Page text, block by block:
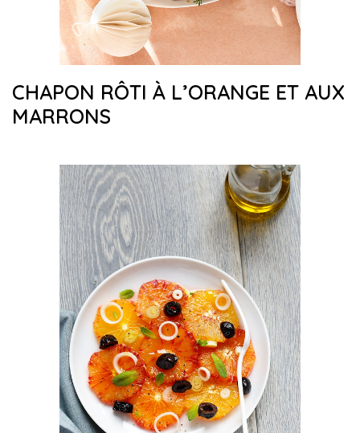
CHAPON RÔTI À L’ORANGE ET AUX
MARRONS